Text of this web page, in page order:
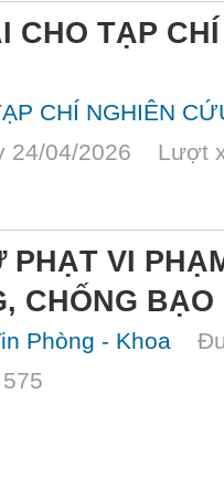
CHO TẠP
CHÍ NGHIÊN
24/04/2026 Lượt
VI
CHỐNG
Phòng - Khoa